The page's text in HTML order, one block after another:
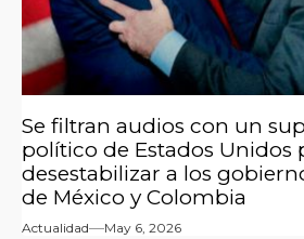
Se filtran audios con un
político de Estados Unidos
desestabilizar a los
de México y Colombia
Actualidad May 6, 2026